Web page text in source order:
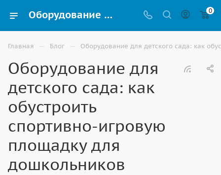
Оборудование для детского сада: как обустроить спортивно-игровую площадку для дошкольников, советы от компании ВИНКО г. Владикавказ 0
Главная — Блог — Оборудование для детского сада: как
Оборудование для
детского сада: как
обустроить
спортивно-игровую
площадку для
дошкольников